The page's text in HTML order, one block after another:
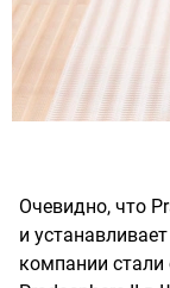
Очевидно, что
и
компании стали